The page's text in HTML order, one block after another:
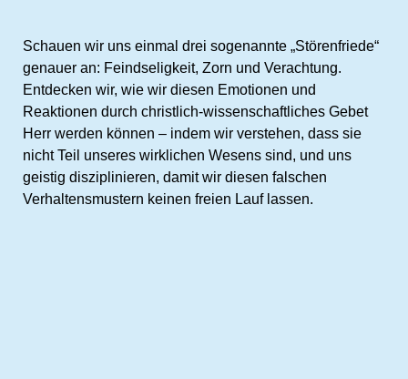
Schauen wir uns einmal drei sogenannte „Störenfriede“
genauer an: Feindseligkeit, Zorn und Verachtung.
Entdecken wir, wie wir diesen Emotionen und
Reaktionen durch christlich-wissenschaftliches Gebet
Herr werden können – indem wir verstehen, dass sie
nicht Teil unseres wirklichen Wesens sind, und uns
geistig disziplinieren, damit wir diesen falschen
Verhaltensmustern keinen freien Lauf lassen.